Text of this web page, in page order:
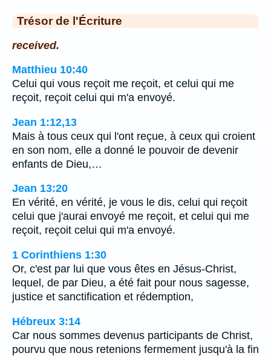
Trésor de l'Écriture
received.
Matthieu 10:40
Celui qui vous reçoit me reçoit, et celui qui me
reçoit, reçoit celui qui m'a envoyé.
Jean 1:12,13
Mais à tous ceux qui l'ont reçue, à ceux qui croient
en son nom, elle a donné le pouvoir de devenir
enfants de Dieu,…
Jean 13:20
En vérité, en vérité, je vous le dis, celui qui reçoit
celui que j'aurai envoyé me reçoit, et celui qui me
reçoit, reçoit celui qui m'a envoyé.
1 Corinthiens 1:30
Or, c'est par lui que vous êtes en Jésus-Christ,
lequel, de par Dieu, a été fait pour nous sagesse,
justice et sanctification et rédemption,
Hébreux 3:14
Car nous sommes devenus participants de Christ,
pourvu que nous retenions fermement jusqu'à la fin